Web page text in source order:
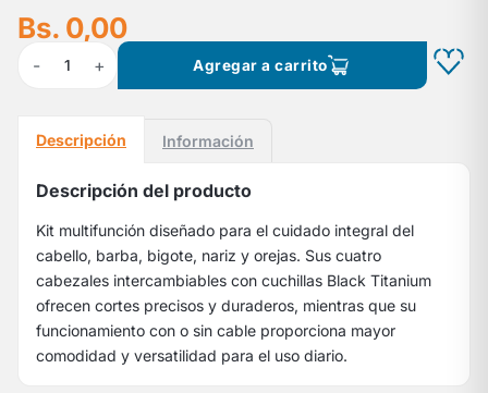
Bs. 0,00
- 1 + Agregar a carrito
Descripción Información
Descripción del producto
Kit multifunción diseñado para el cuidado integral del
cabello, barba, bigote, nariz y orejas. Sus cuatro
cabezales intercambiables con cuchillas Black Titanium
ofrecen cortes precisos y duraderos, mientras que su
funcionamiento con o sin cable proporciona mayor
comodidad y versatilidad para el uso diario.